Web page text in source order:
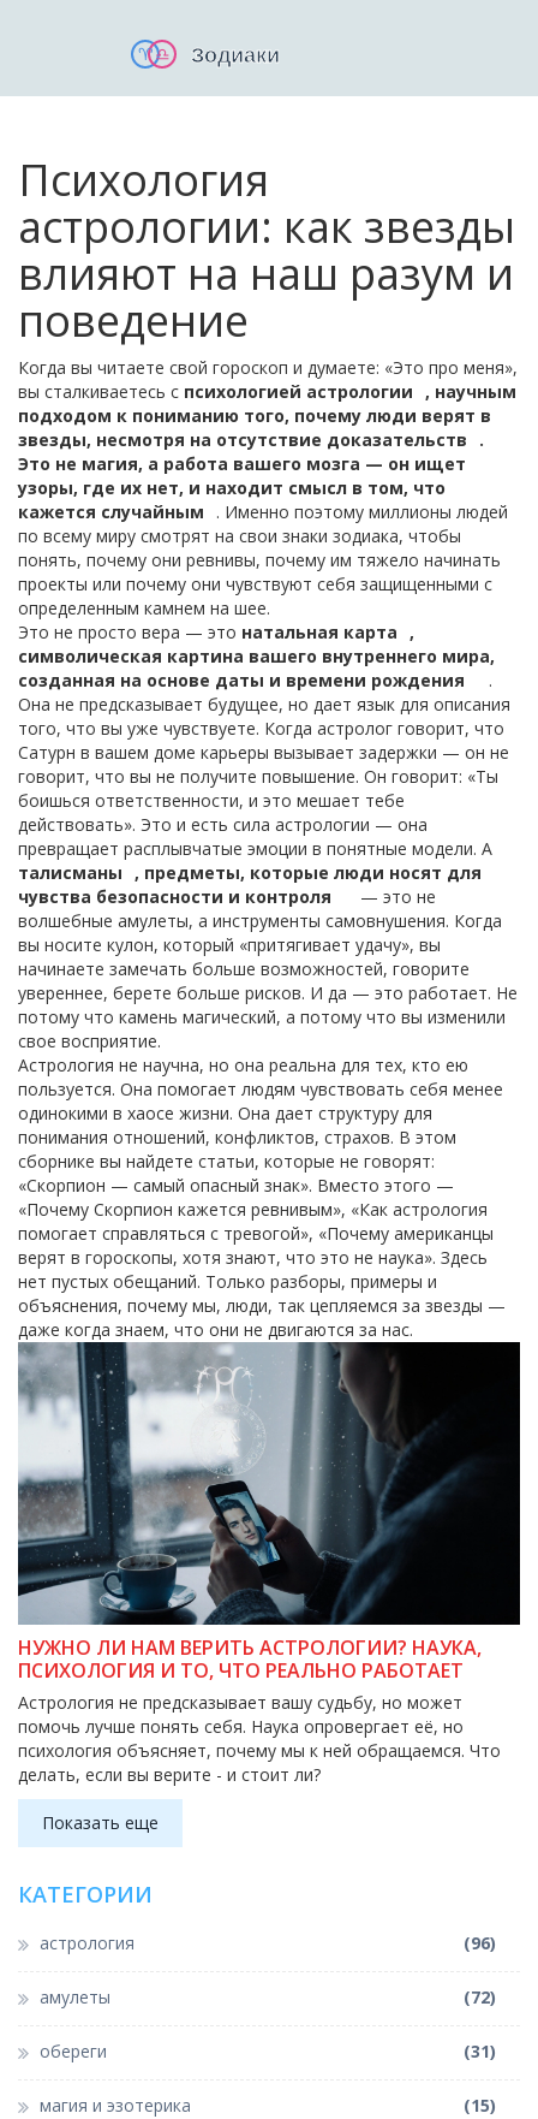
Психология
астрологии: как звезды
влияют на наш разум и
поведение
Когда вы читаете свой гороскоп и думаете: «Это про меня»,
вы сталкиваетесь с психологией астрологии , научным
подходом к пониманию того, почему люди верят в
звезды, несмотря на отсутствие доказательств
.
Это не магия, а работа вашего мозга — он ищет
узоры, где их нет, и находит смысл в том, что
кажется случайным
. Именно поэтому миллионы людей
по всему миру смотрят на свои знаки зодиака, чтобы
понять, почему они ревнивы, почему им тяжело начинать
проекты или почему они чувствуют себя защищенными с
определенным камнем на шее.
Это не просто вера — это натальная карта
,
символическая картина вашего внутреннего мира,
созданная на основе даты и времени рождения
.
Она не предсказывает будущее, но дает язык для описания
того, что вы уже чувствуете. Когда астролог говорит, что
Сатурн в вашем доме карьеры вызывает задержки — он не
говорит, что вы не получите повышение. Он говорит: «Ты
боишься ответственности, и это мешает тебе
действовать». Это и есть сила астрологии — она
превращает расплывчатые эмоции в понятные модели. А
талисманы
, предметы, которые люди носят для
чувства безопасности и контроля
— это не
волшебные амулеты, а инструменты самовнушения. Когда
вы носите кулон, который «притягивает удачу», вы
начинаете замечать больше возможностей, говорите
увереннее, берете больше рисков. И да — это работает. Не
потому что камень магический, а потому что вы изменили
свое восприятие.
Астрология не научна, но она реальна для тех, кто ею
пользуется. Она помогает людям чувствовать себя менее
одинокими в хаосе жизни. Она дает структуру для
понимания отношений, конфликтов, страхов. В этом
сборнике вы найдете статьи, которые не говорят:
«Скорпион — самый опасный знак». Вместо этого —
«Почему Скорпион кажется ревнивым», «Как астрология
помогает справляться с тревогой», «Почему американцы
верят в гороскопы, хотя знают, что это не наука». Здесь
нет пустых обещаний. Только разборы, примеры и
объяснения, почему мы, люди, так цепляемся за звезды —
даже когда знаем, что они не двигаются за нас.
НУЖНО ЛИ НАМ ВЕРИТЬ АСТРОЛОГИИ? НАУКА,
ПСИХОЛОГИЯ И ТО, ЧТО РЕАЛЬНО РАБОТАЕТ
Астрология не предсказывает вашу судьбу, но может
помочь лучше понять себя. Наука опровергает её, но
психология объясняет, почему мы к ней обращаемся. Что
делать, если вы верите - и стоит ли?
Показать еще
КАТЕГОРИИ
астрология (96)
амулеты (72)
обереги (31)
магия и эзотерика (15)